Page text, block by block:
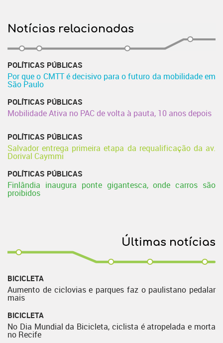
Notícias relacionadas
POLÍTICAS PÚBLICAS
Por que o CMTT é decisivo para o futuro da mobilidade em
São Paulo
POLÍTICAS PÚBLICAS
Mobilidade Ativa no PAC de volta à pauta, 10 anos depois
POLÍTICAS PÚBLICAS
Salvador entrega primeira etapa da requalificação da av.
Dorival Caymmi
POLÍTICAS PÚBLICAS
Finlândia inaugura ponte gigantesca, onde carros são
proibidos
Últimas notícias
BICICLETA
Aumento de ciclovias e parques faz o paulistano pedalar
mais
BICICLETA
No Dia Mundial da Bicicleta, ciclista é atropelada e morta
no Recife